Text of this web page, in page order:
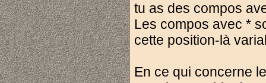
tu as des compos
Les compos avec *
cette position-là
En ce qui concerne